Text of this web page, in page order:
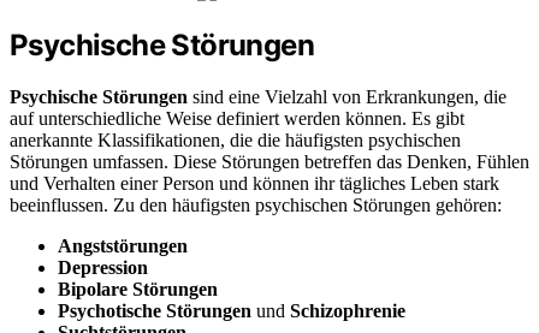
Psychische Störungen
Psychische Störungen sind eine Vielzahl von Erkrankungen, die
auf unterschiedliche Weise definiert werden können. Es gibt
anerkannte Klassifikationen, die die häufigsten psychischen
Störungen umfassen. Diese Störungen betreffen das Denken, Fühlen
und Verhalten einer Person und können ihr tägliches Leben stark
beeinflussen. Zu den häufigsten psychischen Störungen gehören:
Angststörungen
Depression
Bipolare Störungen
Psychotische Störungen und Schizophrenie